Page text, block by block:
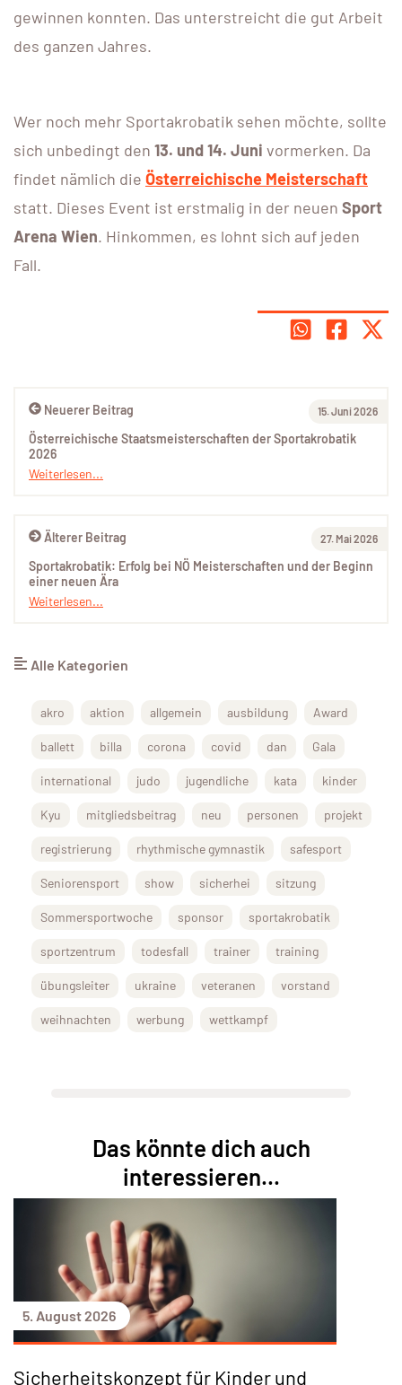
gewinnen konnten. Das unterstreicht die gut Arbeit
des ganzen Jahres.
Wer noch mehr Sportakrobatik sehen möchte, sollte
sich unbedingt den 13. und 14. Juni vormerken. Da
findet nämlich die Österreichische Meisterschaft
statt. Dieses Event ist erstmalig in der neuen Sport
Arena Wien. Hinkommen, es lohnt sich auf jeden
Fall.
Älterer Beitrag 27. Mai 2026
Sportakrobatik: Erfolg bei NÖ Meisterschaften und der Beginn
einer neuen Ära
Weiterlesen...
Neuerer Beitrag 15. Juni 2026
Österreichische Staatsmeisterschaften der Sportakrobatik
2026
Weiterlesen...
Alle Kategorien
akro aktion allgemein ausbildung Award
ballett billa corona covid dan Gala
international judo jugendliche kata kinder
Kyu mitgliedsbeitrag neu personen projekt
registrierung rhythmische gymnastik safesport
Seniorensport show sicherhei sitzung
Sommersportwoche sponsor sportakrobatik
sportzentrum todesfall trainer training
übungsleiter ukraine veteranen vorstand
weihnachten werbung wettkampf
Das könnte dich auch
interessieren...
5. August 2026
Sicherheitskonzept für Kinder und